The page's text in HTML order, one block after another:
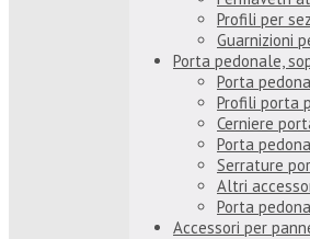
Profili per
Guarnizioni
Porta pedonale,
Porta
Profili porta
Cerniere
Porta
Serrature
Altri
Porta
Accessori per